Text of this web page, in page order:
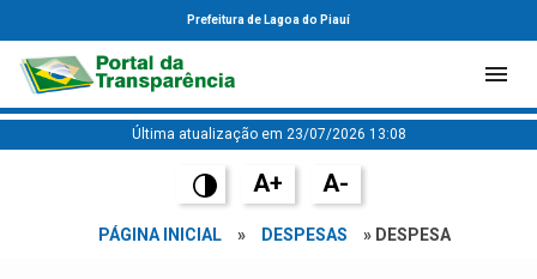
Prefeitura de Lagoa do Piauí
Última atualização em 23/07/2026 13:08
A+ A-
PÁGINA INICIAL » DESPESAS » DESPESA